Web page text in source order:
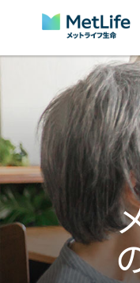
Skip Navigation